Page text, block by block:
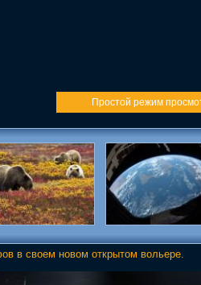
Простой режим
в своем новом открытом вольере.